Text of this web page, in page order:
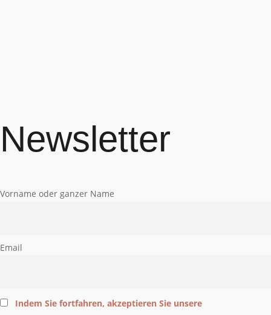
Newsletter
Vorname oder ganzer Name
Email
Indem Sie fortfahren, akzeptieren Sie unsere